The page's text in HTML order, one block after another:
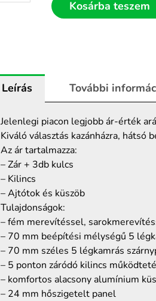
Kosárba teszem
Leírás További
Jelenlegi piacon legjobb ár-érték
Kiváló választás kazánházra, hátsó
Az ár tartalmazza:
– Zár + 3db kulcs
– Kilincs
– Ajtótok és küszöb
Tulajdonságok:
– fém merevítéssel,
– 70 mm beépítési mélységű 5
– 70 mm széles 5 légkamrás
– 5 ponton záródó kilincs
– komfortos alacsony alumínium
– 24 mm hőszigetelt panel